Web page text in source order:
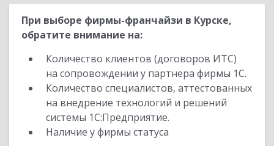
При выборе фирмы-франчайзи в Курске,
обратите внимание на:
Количество клиентов (договоров ИТС)
на сопровождении у партнера фирмы 1С.
Количество специалистов, аттестованных
на внедрение технологий и решений
системы 1С:Предприятие.
Наличие у фирмы статуса